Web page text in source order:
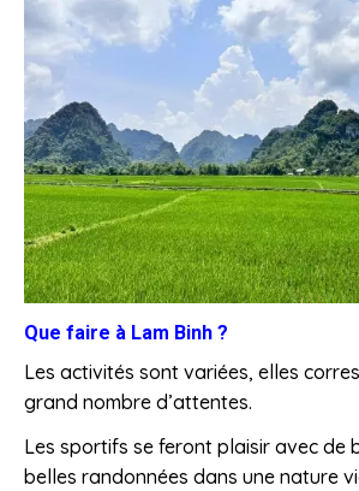
Que faire à Lam Binh ?
Les activités sont variées, elles
grand nombre d’attentes.
Les sportifs se feront plaisir avec de
belles randonnées dans une nature